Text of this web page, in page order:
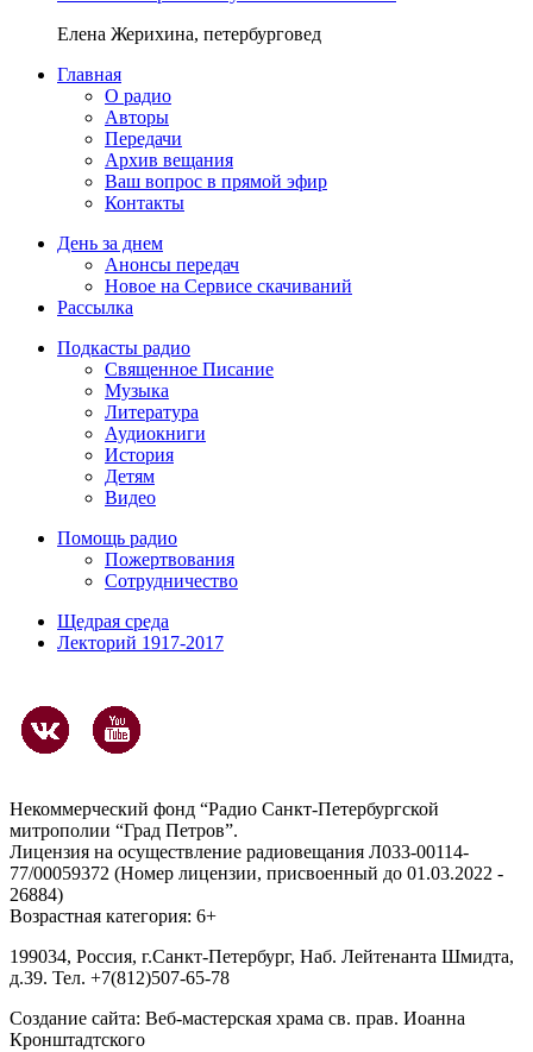
Елена Жерихина, петербурговед
Главная
О радио
Авторы
Передачи
Архив вещания
Ваш вопрос в прямой эфир
Контакты
День за днем
Анонсы передач
Новое на Сервисе скачиваний
Рассылка
Подкасты радио
Священное Писание
Музыка
Литература
Аудиокниги
История
Детям
Видео
Помощь радио
Пожертвования
Сотрудничество
Щедрая среда
Лекторий 1917-2017
Некоммерческий фонд “Радио Санкт-Петербургской
митрополии “Град Петров”.
Лицензия на осуществление радиовещания Л033-00114-
77/00059372 (Номер лицензии, присвоенный до 01.03.2022 -
26884)
Возрастная категория: 6+
199034, Россия, г.Санкт-Петербург, Наб. Лейтенанта Шмидта,
д.39. Тел. +7(812)507-65-78
Создание сайта: Веб-мастерская храма св. прав. Иоанна
Кронштадтского